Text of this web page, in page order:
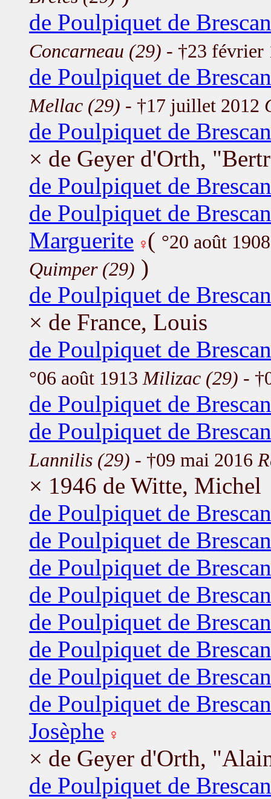
de Poulpiquet de
Concarneau (29) - †23 février
de Poulpiquet de
Mellac (29) - †17 juillet 2012
de Poulpiquet de
× de Geyer d'Orth,
de Poulpiquet de
de Poulpiquet de
Marguerite ( °20 août
Quimper (29) )
de Poulpiquet de
× de France, Louis
de Poulpiquet de
°06 août 1913 Milizac (29) -
de Poulpiquet de
de Poulpiquet de
Lannilis (29) - †09 mai 2016
× 1946 de Witte, Michel
de Poulpiquet de
de Poulpiquet de
de Poulpiquet de
de Poulpiquet de
de Poulpiquet de
de Poulpiquet de
de Poulpiquet de
de Poulpiquet de
Josèphe
× de Geyer d'Orth,
de Poulpiquet de